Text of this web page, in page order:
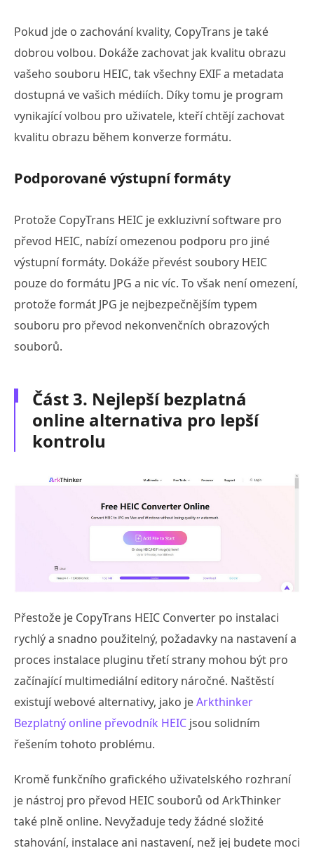
Pokud jde o zachování kvality, CopyTrans je také
dobrou volbou. Dokáže zachovat jak kvalitu obrazu
vašeho souboru HEIC, tak všechny EXIF a metadata
dostupná ve vašich médiích. Díky tomu je program
vynikající volbou pro uživatele, kteří chtějí zachovat
kvalitu obrazu během konverze formátu.
Podporované výstupní formáty
Protože CopyTrans HEIC je exkluzivní software pro
převod HEIC, nabízí omezenou podporu pro jiné
výstupní formáty. Dokáže převést soubory HEIC
pouze do formátu JPG a nic víc. To však není omezení,
protože formát JPG je nejbezpečnějším typem
souboru pro převod nekonvenčních obrazových
souborů.
Část 3. Nejlepší bezplatná
online alternativa pro lepší
kontrolu
Přestože je CopyTrans HEIC Converter po instalaci
rychlý a snadno použitelný, požadavky na nastavení a
proces instalace pluginu třetí strany mohou být pro
začínající multimediální editory náročné. Naštěstí
existují webové alternativy, jako jeArkthinker
Bezplatný online převodník HEIC jsou solidním
řešením tohoto problému.
Kromě funkčního grafického uživatelského rozhraní
je nástroj pro převod HEIC souborů od ArkThinker
také plně online. Nevyžaduje tedy žádné složité
stahování, instalace ani nastavení, než jej budete moci